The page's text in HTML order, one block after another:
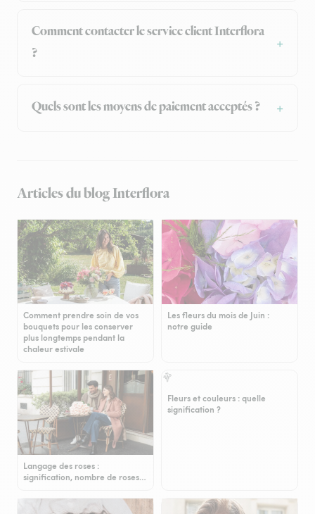
Comment contacter le service client Interflora
?
Quels sont les moyens de paiement acceptés ?
Articles du blog Interflora
Comment prendre soin de vos
bouquets pour les conserver
plus longtemps pendant la
chaleur estivale
Les fleurs du mois de Juin :
notre guide
Langage des roses :
signification, nombre de roses…
Fleurs et couleurs : quelle
signification ?